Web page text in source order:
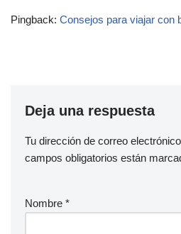
Pingback: Consejos para viajar con
Deja una respuesta
Tu dirección de correo
campos obligatorios están
Nombre *